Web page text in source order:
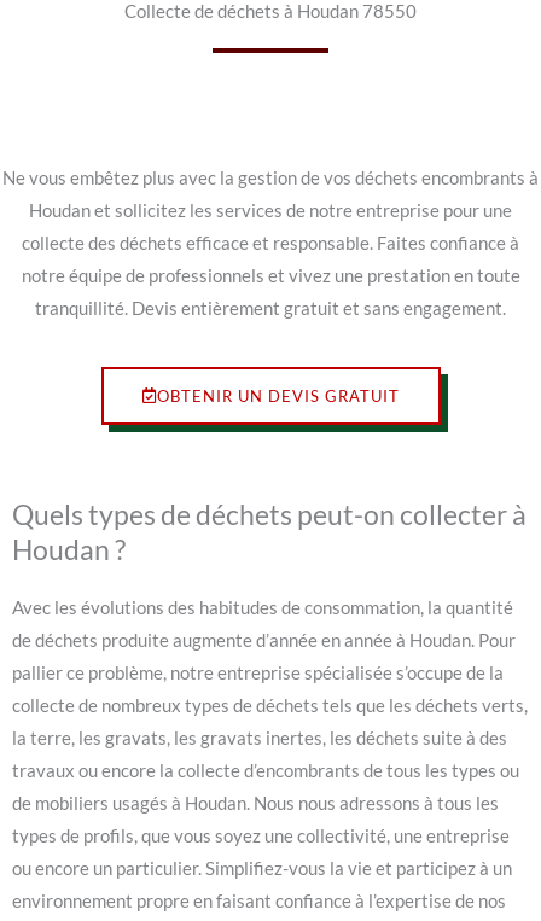
Collecte de déchets à Houdan 78550
Ne vous embêtez plus avec la gestion de vos déchets encombrants à
Houdan et sollicitez les services de notre entreprise pour une
collecte des déchets efficace et responsable. Faites confiance à
notre équipe de professionnels et vivez une prestation en toute
tranquillité. Devis entièrement gratuit et sans engagement.
OBTENIR UN DEVIS GRATUIT
Quels types de déchets peut-on collecter à
Houdan ?
Avec les évolutions des habitudes de consommation, la quantité
de déchets produite augmente d’année en année à Houdan. Pour
pallier ce problème, notre entreprise spécialisée s’occupe de la
collecte de nombreux types de déchets tels que les déchets verts,
la terre, les gravats, les gravats inertes, les déchets suite à des
travaux ou encore la collecte d’encombrants de tous les types ou
de mobiliers usagés à Houdan. Nous nous adressons à tous les
types de profils, que vous soyez une collectivité, une entreprise
ou encore un particulier. Simplifiez-vous la vie et participez à un
environnement propre en faisant confiance à l’expertise de nos